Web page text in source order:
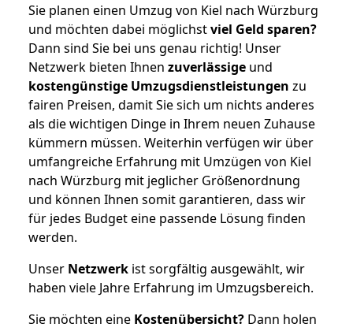
Sie planen einen Umzug von Kiel nach Würzburg
und möchten dabei möglichstviel Geld sparen?
Dann sind Sie bei uns genau richtig! Unser
Netzwerk bieten Ihnen zuverlässige und
kostengünstige Umzugsdienstleistungen zu
fairen Preisen, damit Sie sich um nichts anderes
als die wichtigen Dinge in Ihrem neuen Zuhause
kümmern müssen. Weiterhin verfügen wir über
umfangreiche Erfahrung mit Umzügen von Kiel
nach Würzburg mit jeglicher Größenordnung
und können Ihnen somit garantieren, dass wir
für jedes Budget eine passende Lösung finden
werden.
Unser Netzwerk ist sorgfältig ausgewählt, wir
haben viele Jahre Erfahrung im Umzugsbereich.
Sie möchten eine Kostenübersicht? Dann holen